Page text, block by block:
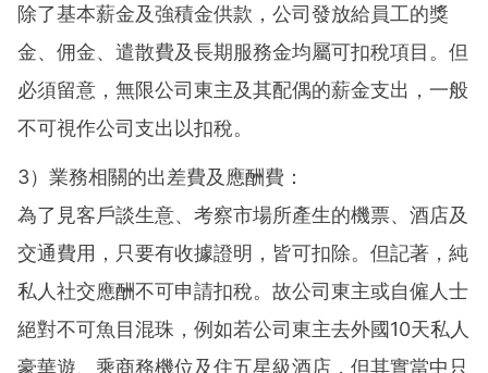
除了基本薪金及強積金供款，公司發放給員工的獎
金、佣金、遣散費及長期服務金均屬可扣稅項目。但
必須留意，無限公司東主及其配偶的薪金支出，一般
不可視作公司支出以扣稅。
3）業務相關的出差費及應酬費：
為了見客戶談生意、考察市場所產生的機票、酒店及
交通費用，只要有收據證明，皆可扣除。但記著，純
私人社交應酬不可申請扣稅。故公司東主或自僱人士
絕對不可魚目混珠，例如若公司東主去外國10天私人
豪華遊、乘商務機位及住五星級酒店，但其實當中只